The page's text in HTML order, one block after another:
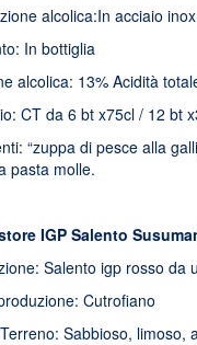
alcolica:In acciaio
In bottiglia
alcolica: 13% Acidità
CT da 6 bt x75cl / 12 bt
“zuppa di pesce alla
pasta molle.
IGP Salento
Salento igp rosso da
Cutrofiano
Sabbioso, limoso,